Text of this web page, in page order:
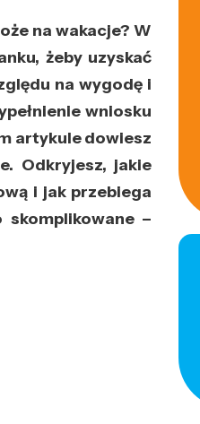
na wakacje? W
żeby uzyskać
na wygodę i
wniosku
artykule dowiesz
Odkryjesz, jakie
i jak przebiega
skomplikowane –